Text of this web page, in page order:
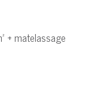
+ matelassage